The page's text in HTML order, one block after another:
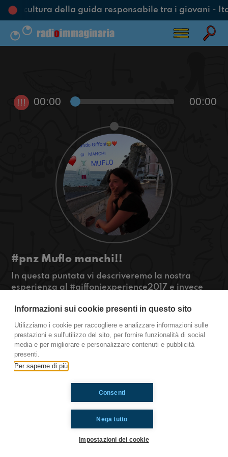
cultura della guida responsabile tra i giovani-
!!! 00:00 00:00
#pnz Muflo manchi!!
In questa puntata vi descriveremo la nostra
esperienza al #giffoniexperience2017 e invece
videogiochi!
#OkkinSu www.radioimmaginaria.it
Ponza
Informazioni sui cookie presenti in questo sito
Utilizziamo i cookie per raccogliere e analizzare informazioni sulle
prestazioni e sull'utilizzo del sito, per fornire funzionalità di social
media e per migliorare e personalizzare contenuti e pubblicità
presenti.
Per saperne di più
Nega tutto
Consenti
Impostazioni dei cookie